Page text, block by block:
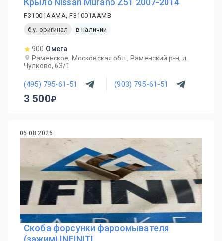
Крыло Nissan Murano Z51 2007-2014
F31001AAMA, F31001AAMB
б.у. оригинал
в наличии
900 Омега
Раменское, Московская обл., Раменский р-н, д.
Чулково, 63/1
(495) 795-61-51 (903) 795-61-51
3 500
06.08.2026
Скоба форсунки фароомывателя